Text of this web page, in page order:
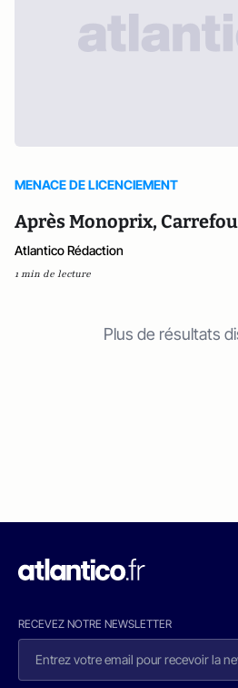
MENACE DE LICENCIEMENT
Après Monoprix,
Atlantico Rédaction
1 min de lecture
Plus de résultats
RECEVEZ NOTRE NEWSLETTER